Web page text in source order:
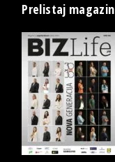
Prelistaj magazin